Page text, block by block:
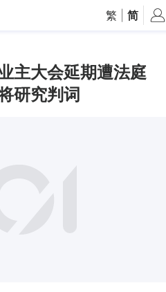
繁 简
主大会延期遭法庭
研究判词